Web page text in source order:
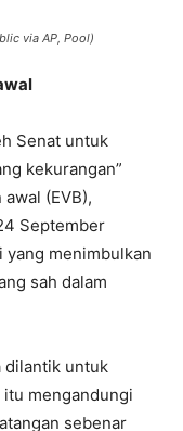
via AP, Pool)
Senat untuk
kekurangan”
(EVB),
September
yang menimbulkan
sah dalam
dilantik untuk
itu mengandungi
sebenar